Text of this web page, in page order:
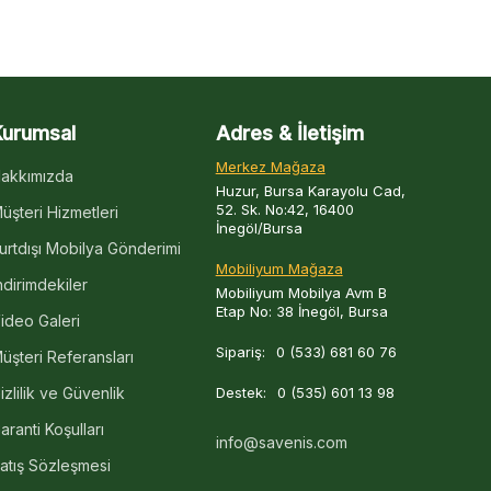
Hizmetleri
Mobilya Gönderimi
Galeri
Referansları
ve Güvenlik
Koşulları
Sözleşmesi
Adres & İletişim
Merkez Mağaza
Huzur, Bursa Karayolu Cad,
52. Sk. No:42, 16400
İnegöl/Bursa
Mobiliyum Mağaza
Mobiliyum Mobilya Avm B
Etap No: 38 İnegöl, Bursa
Sipariş: 0 (533) 681 60 76
Destek: 0 (535) 601 13 98
info@savenis.com